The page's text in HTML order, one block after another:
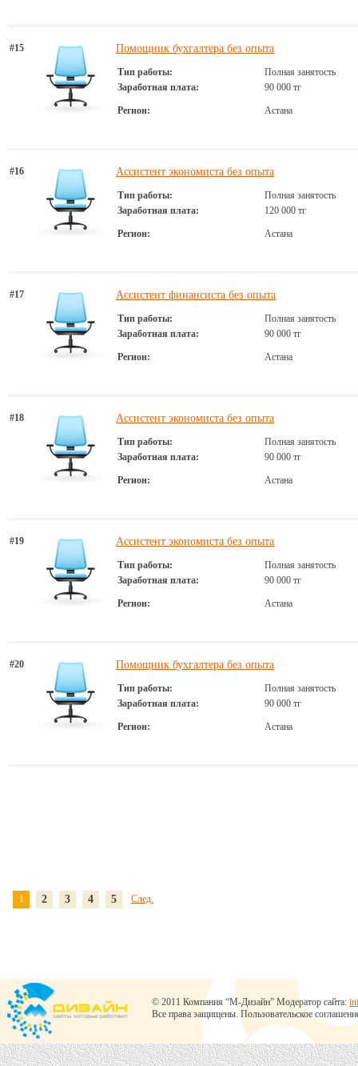
#15 Помощник бухгалтера без опыта
Тип работы:
Полная занятость
Заработная плата:
90 000 тг
Регион: Астана
#16 Ассистент экономиста без опыта
Тип работы:
Полная занятость
Заработная плата:
120 000 тг
Регион: Астана
#17 Ассистент финансиста без опыта
Тип работы:
Полная занятость
Заработная плата:
90 000 тг
Регион: Астана
#18 Ассистент экономиста без опыта
Тип работы:
Полная занятость
Заработная плата:
90 000 тг
Регион: Астана
#19 Ассистeнт экономиста бeз опыта
Тип работы:
Полная занятость
Заработная плата:
90 000 тг
Регион: Астана
#20 Помощник бухгалтeра бeз опыта
Тип работы:
Полная занятость
Заработная плата:
90 000 тг
Регион: Астана
1 2 3 4 5 След.
© 2011 Компания “М-Дизайн” Модератор сайта:
Все права защищены.Пользовательское